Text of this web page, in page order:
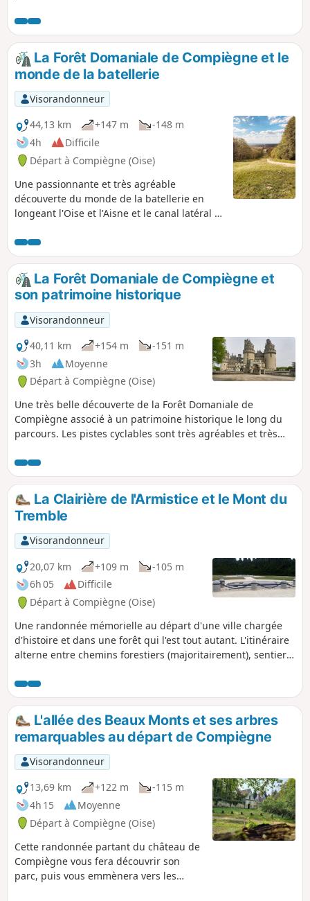
Francport, puis le beau petit village de
Rethondes, à proximité de la clairière de
l'armistice de 14/18, avant de revenir à
Choisy-au-Bac par la Forêt de Laigue et
le Château des bonshommes et finir par
la petite Chapelle des Trois Chênes
inondées de jacinthes sauvages bleues
dans la dernière quinzaine d'avril.
La Forêt Domaniale de Compiègne et le
monde de la batellerie
Visorandonneur
44,13 km
+147 m
-148 m
4h
Difficile
Départ à Compiègne (Oise)
Une passionnante et très agréable
découverte du monde de la batellerie en
longeant l'Oise et l'Aisne et le canal latéral à
Thourotte, puis, sillonner cette très belle
Forêt de Compiègne qui cache un lieu
historique comme la Clairière de l'Armistice,
des arbres remarquables, une vue
impressionnante sur le Palais Impérial de
Compiègne.
La Forêt Domaniale de Compiègne et
son patrimoine historique
Visorandonneur
40,11 km
+154 m
-151 m
3h
Moyenne
Départ à Compiègne (Oise)
Une très belle découverte de la Forêt Domaniale de
Compiègne associé à un patrimoine historique le long du
parcours. Les pistes cyclables sont très agréables et très
faciles et très proches du circuit.
La Clairière de l'Armistice et le Mont du
Tremble
Visorandonneur
20,07 km
+109 m
-105 m
6h 05
Difficile
Départ à Compiègne (Oise)
Une randonnée mémorielle au départ d'une ville chargée
d'histoire et dans une forêt qui l'est tout autant. L'itinéraire
alterne entre chemins forestiers (majoritairement), sentiers,
Tremble, cheminement le long de l'Aisne et tronçons
urbains riches en patrimoine.
L'allée des Beaux Monts et ses arbres
remarquables au départ de Compiègne
Visorandonneur
13,69 km
+122 m
-115 m
4h 15
Moyenne
Départ à Compiègne (Oise)
Cette randonnée partant du château de
Compiègne vous fera découvrir son
parc, puis vous emmènera vers les